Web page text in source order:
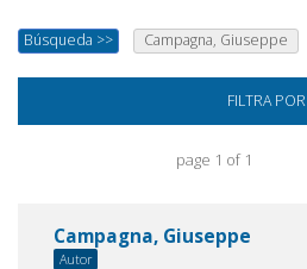
Búsqueda >> Campagna, Giuseppe
FILTRA POR
page 1 of 1
Campagna, Giuseppe
Autor